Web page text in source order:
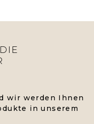
wir werden Ihnen
in unserem